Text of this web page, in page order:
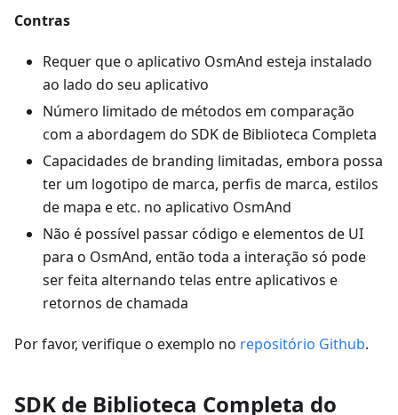
Contras
Requer que o aplicativo OsmAnd esteja instalado
ao lado do seu aplicativo
Número limitado de métodos em comparação
com a abordagem do SDK de Biblioteca Completa
Capacidades de branding limitadas, embora possa
ter um logotipo de marca, perfis de marca, estilos
de mapa e etc. no aplicativo OsmAnd
Não é possível passar código e elementos de UI
para o OsmAnd, então toda a interação só pode
ser feita alternando telas entre aplicativos e
retornos de chamada
Por favor, verifique o exemplo no repositório Github.
SDK de Biblioteca Completa do